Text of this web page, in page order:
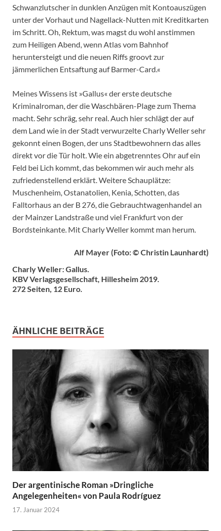
Schwanzlutscher in dunklen Anzügen mit Kontoauszügen
unter der Vorhaut und Nagellack-Nutten mit Kreditkarten
im Schritt. Oh, Rektum, was magst du wohl anstimmen
zum Heiligen Abend, wenn Atlas vom Bahnhof
heruntersteigt und die neuen Riffs groovt zur
jämmerlichen Entsaftung auf Barmer-Card.«
Meines Wissens ist »Gallus« der erste deutsche
Kriminalroman, der die Waschbären-Plage zum Thema
macht. Sehr schräg, sehr real. Auch hier schlägt der auf
dem Land wie in der Stadt verwurzelte Charly Weller sehr
gekonnt einen Bogen, der uns Stadtbewohnern das alles
direkt vor die Tür holt. Wie ein abgetrenntes Ohr auf ein
Feld bei Lich kommt, das bekommen wir auch mehr als
zufriedenstellend erklärt. Weitere Schauplätze:
Muschenheim, Ostanatolien, Kenia, Schotten, das
Falltorhaus an der B 276, die Gebrauchtwagenhandel an
der Mainzer Landstraße und viel Frankfurt von der
Bordsteinkante. Mit Charly Weller kommt man herum.
Alf Mayer (Foto: © Christin Launhardt)
Charly Weller: Gallus.
KBV Verlagsgesellschaft, Hillesheim 2019.
272 Seiten, 12 Euro.
ÄHNLICHE BEITRÄGE
Der argentinische Roman »Dringliche
Angelegenheiten« von Paula Rodríguez
17. Januar 2024